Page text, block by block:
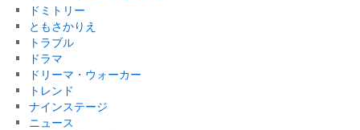
ドミトリー
ともさかりえ
トラブル
ドラマ
ドリーマ・ウォーカー
トレンド
ナインステージ
ニュース